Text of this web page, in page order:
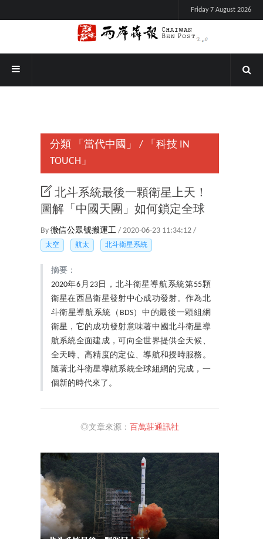
Friday 7 August 2026
分類 「當代中國」 /
「科技 IN
TOUCH」
北斗系統最後一顆衛星上天！
圖解「中國天團」如何鎖定全球
By 微信公眾號搬運工 / 2020-06-23 11:34:12 /
太空 航太 北斗衛星系統
摘要：
2020年6月23日，北斗衛星導航系統第55顆
衛星在西昌衛星發射中心成功發射。作為北
斗衛星導航系統（BDS）中的最後一顆組網
衛星，它的成功發射意味著中國北斗衛星導
航系統全面建成，可向全世界提供全天候、
全天時、高精度的定位、導航和授時服務。
隨著北斗衛星導航系統全球組網的完成，一
個新的時代來了。
◎文章來源： 百萬莊通訊社